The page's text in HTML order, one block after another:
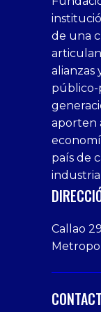
1xbet
canlı
casino
siteleri
bedava
bonus
veren
siteler
1xbet
deneme
bonusu
veren
siteleri
deneme
bonusu
Sikis
siteleri
bonusu
veren
siteler
casino
siteleri
1win
xslot
sahabet
giriş
1xbet
giriş
tarafbet
giriş
bonusu
veren
siteler
deneme
bonusu
Deneme
bonusu
veren
siteler
escort
casino
siteleri
bonusu
bahis
siteleri
Hot
Couple
xxx
porn
on
webcam
Cumshots
Tits
Free
Amateur
Porn
Xxx
Indian
Big
Butt
sex
Giriş
bonusu
veren
siteler
deneme
bonusu
veren
siteler
de una
alianzas
público-
aporten
país de
Callao